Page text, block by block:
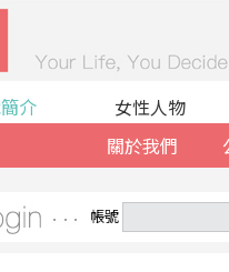
介
關於我們
女性人物
帳號